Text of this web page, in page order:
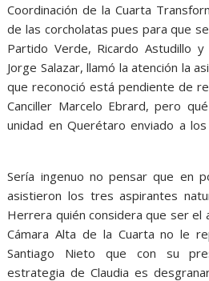
Coordinación de la Cuarta
de las corcholatas pues para que
Partido Verde, Ricardo Astudillo
Jorge Salazar, llamó la atención la
que reconoció está pendiente de
Canciller Marcelo Ebrard, pero
unidad en Querétaro enviado a
Sería ingenuo no pensar que en
asistieron los tres aspirantes
Herrera quién considera que ser el
Cámara Alta de la Cuarta no le
Santiago Nieto que con su
estrategia de Claudia es